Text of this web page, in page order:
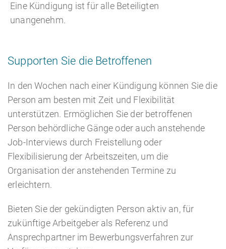
Eine Kündigung ist für alle Beteiligten
unangenehm.
Supporten Sie die Betroffenen
In den Wochen nach einer Kündigung können Sie die
Person am besten mit Zeit und Flexibilität
unterstützen. Ermöglichen Sie der betroffenen
Person behördliche Gänge oder auch anstehende
Job-Interviews durch Freistellung oder
Flexibilisierung der Arbeitszeiten, um die
Organisation der anstehenden Termine zu
erleichtern.
Bieten Sie der gekündigten Person aktiv an, für
zukünftige Arbeitgeber als Referenz und
Ansprechpartner im Bewerbungsverfahren zur